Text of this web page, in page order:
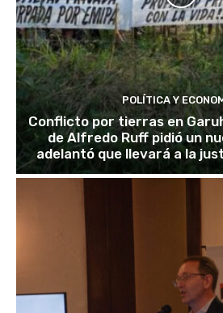
POLÍTICA Y
Conflicto por tierras en
de Alfredo Ruff pidió un
adelantó que llevará a la